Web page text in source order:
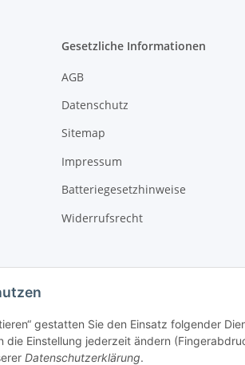
gestatten Sie den Einsatz folgender
die Einstellung jederzeit ändern
Datenschutzerklärung.
Gesetzliche Informationen
AGB
Datenschutz
Sitemap
Impressum
Batteriegesetzhinweise
Widerrufsrecht